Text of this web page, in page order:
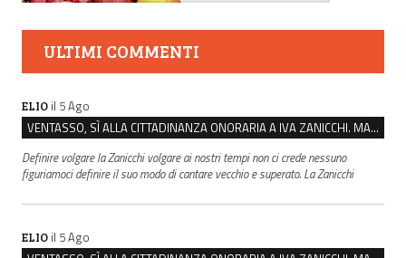
ULTIMI COMMENTI
ELIO il 5 Ago
VENTASSO, SÌ ALLA CITTADINANZA ONORARIA A IVA ZANICCHI. MA BARGIACCHI: “È DI PESSIMO GUSTO”
Definire volgare la Zanicchi volgare ai nostri tempi non ci crede nessuno
figuriamoci definire il suo modo di cantare vecchio e superato. La Zanicchi
ELIO il 5 Ago